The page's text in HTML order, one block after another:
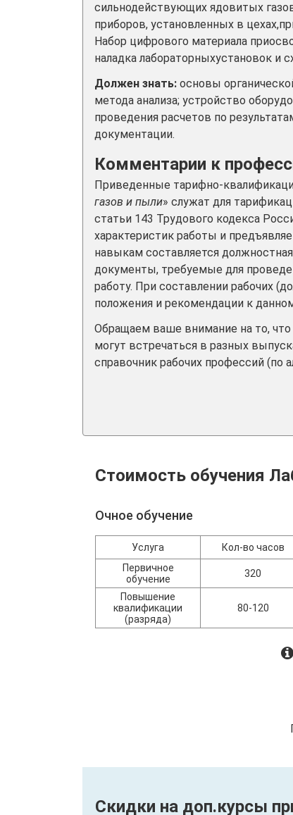
сильнодействующих ядовитых
приборов, установленных в
Набор цифрового материала
наладка лабораторныхустановок и
Должен знать: основы
метода анализа; устройство
проведения расчетов по
документации.
Комментарии к
Приведенные тарифно-
газов и пыли» служат для
статьи 143 Трудового кодекса
характеристик работы и
навыкам составляется
документы, требуемые для
работу. При составлении рабочих
положения и рекомендации к
Обращаем ваше внимание на то,
могут встречаться в разных
справочник рабочих профессий (по
Стоимость обучения
Очное обучение
Услуга Кол-во часов
Первичное
обучение
320
Повышение
квалификации
(разряда)
80-120
Скидки на доп.курсы